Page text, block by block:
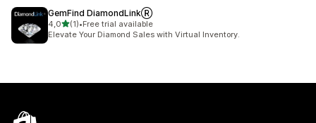
GemFind DiamondLinkⓇ
4,0/ 5 tähteä
(1)
1 arvostelua yhteensä
•Free trial available
Elevate Your Diamond Sales with Virtual Inventory.